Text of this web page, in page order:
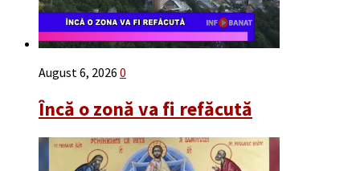
August 6, 2026 0
Încă o zonă va fi refăcută